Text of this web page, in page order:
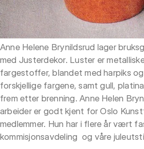
Anne Helene Brynildsrud lager
med Justerdekor. Luster er
fargestoffer, blandet med harpiks
forskjellige fargene, samt gull,
frem etter brenning. Anne Helen
arbeider er godt kjent for Oslo
medlemmer. Hun har i flere år vært
kommisjonsavdeling og våre